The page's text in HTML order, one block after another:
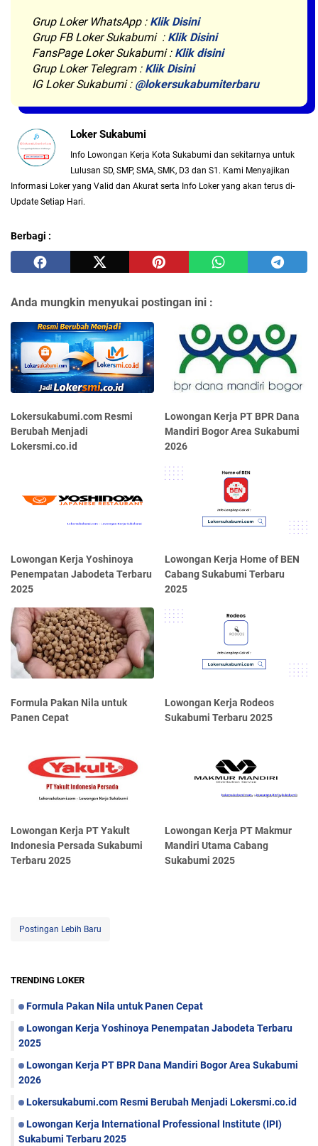
Grup Loker WhatsApp : Klik Disini
Grup FB Loker Sukabumi : Klik Disini
FansPage Loker Sukabumi : Klik disini
Grup Loker Telegram : Klik Disini
IG Loker Sukabumi : @lokersukabumiterbaru
Loker Sukabumi
Info Lowongan Kerja Kota Sukabumi dan sekitarnya untuk
Lulusan SD, SMP, SMA, SMK, D3 dan S1. Kami Menyajikan
Informasi Loker yang Valid dan Akurat serta Info Loker yang akan terus di-
Update Setiap Hari.
Berbagi :
Anda mungkin menyukai postingan ini :
Lokersukabumi.com Resmi
Berubah Menjadi
Lokersmi.co.id
Lowongan Kerja PT BPR Dana
Mandiri Bogor Area Sukabumi
2026
Lowongan Kerja Yoshinoya
Penempatan Jabodeta Terbaru
2025
Lowongan Kerja Home of BEN
Cabang Sukabumi Terbaru
2025
Formula Pakan Nila untuk
Panen Cepat
Lowongan Kerja Rodeos
Sukabumi Terbaru 2025
Lowongan Kerja PT Yakult
Indonesia Persada Sukabumi
Terbaru 2025
Lowongan Kerja PT Makmur
Mandiri Utama Cabang
Sukabumi 2025
Postingan Lebih Baru
TRENDING LOKER
Formula Pakan Nila untuk Panen Cepat
Lowongan Kerja Yoshinoya Penempatan Jabodeta Terbaru
2025
Lowongan Kerja PT BPR Dana Mandiri Bogor Area Sukabumi
2026
Lokersukabumi.com Resmi Berubah Menjadi Lokersmi.co.id
Lowongan Kerja International Professional Institute (IPI)
Sukabumi Terbaru 2025